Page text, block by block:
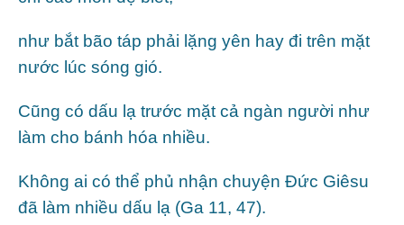
như bắt bão táp phải lặng yên hay đi trên mặt
nước lúc sóng gió.
Cũng có dấu lạ trước mặt cả ngàn người như
làm cho bánh hóa nhiều.
Không ai có thể phủ nhận chuyện Đức Giêsu
đã làm nhiều dấu lạ (Ga 11, 47).